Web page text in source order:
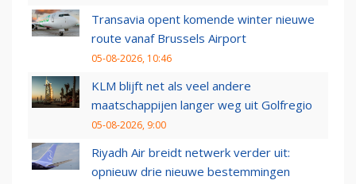
Transavia opent komende winter nieuwe
route vanaf Brussels Airport
05-08-2026, 10:46
KLM blijft net als veel andere
maatschappijen langer weg uit Golfregio
05-08-2026, 9:00
Riyadh Air breidt netwerk verder uit:
opnieuw drie nieuwe bestemmingen